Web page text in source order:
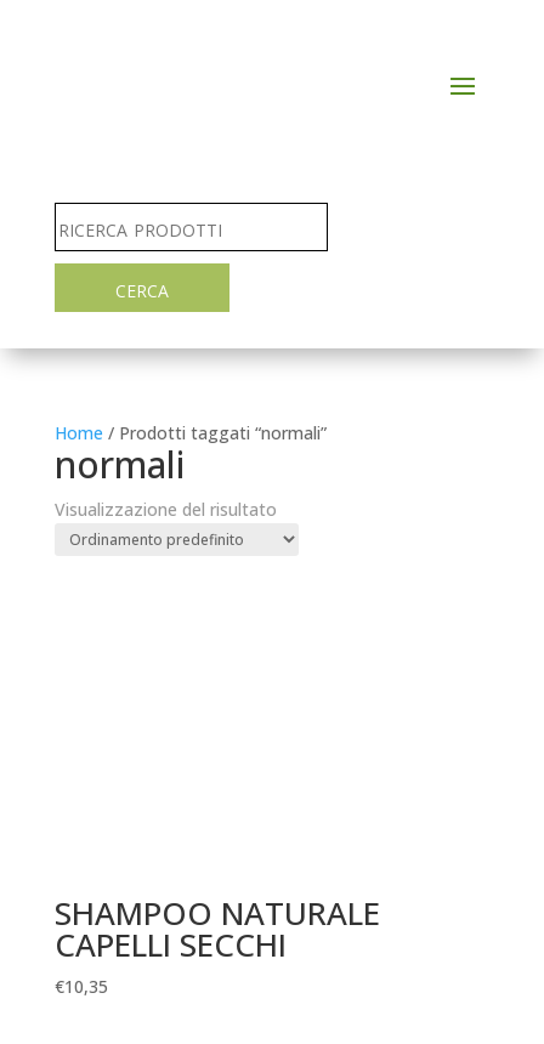
Home / Prodotti taggati “normali”
normali
Visualizzazione del risultato
SHAMPOO NATURALE
CAPELLI SECCHI
€10,35